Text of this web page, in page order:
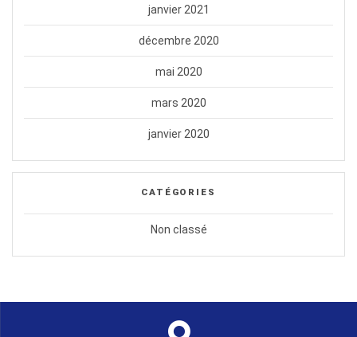
janvier 2021
décembre 2020
mai 2020
mars 2020
janvier 2020
CATÉGORIES
Non classé